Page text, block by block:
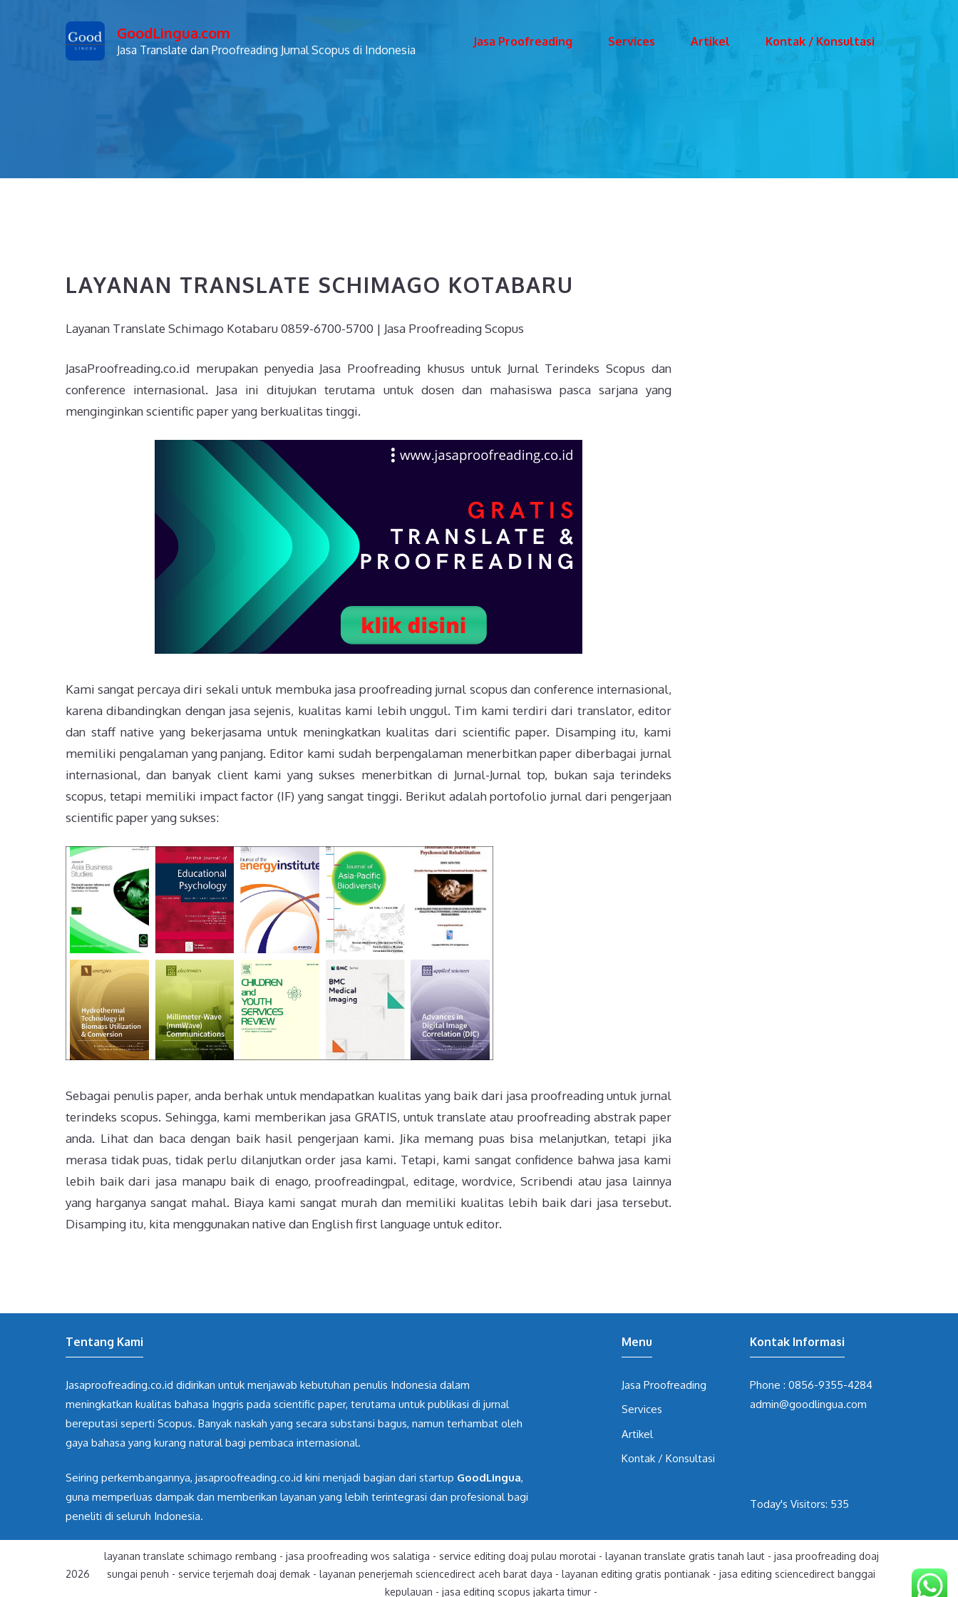
GoodLingua.com
Jasa Translate dan Proofreading Jurnal Scopus di Indonesia
Jasa Proofreading Services Artikel Kontak / Konsultasi
LAYANAN TRANSLATE SCHIMAGO KOTABARU
Layanan Translate Schimago Kotabaru 0859-6700-5700 | Jasa Proofreading Scopus
JasaProofreading.co.id merupakan penyedia Jasa Proofreading khusus untuk Jurnal Terindeks Scopus dan
conference internasional. Jasa ini ditujukan terutama untuk dosen dan mahasiswa pasca sarjana yang
menginginkan scientific paper yang berkualitas tinggi.
Kami sangat percaya diri sekali untuk membuka jasa proofreading jurnal scopus dan conference internasional,
karena dibandingkan dengan jasa sejenis, kualitas kami lebih unggul. Tim kami terdiri dari translator, editor
dan staff native yang bekerjasama untuk meningkatkan kualitas dari scientific paper. Disamping itu, kami
memiliki pengalaman yang panjang. Editor kami sudah berpengalaman menerbitkan paper diberbagai jurnal
internasional, dan banyak client kami yang sukses menerbitkan di Jurnal-Jurnal top, bukan saja terindeks
scopus, tetapi memiliki impact factor (IF) yang sangat tinggi. Berikut adalah portofolio jurnal dari pengerjaan
scientific paper yang sukses:
Sebagai penulis paper, anda berhak untuk mendapatkan kualitas yang baik dari jasa proofreading untuk jurnal
terindeks scopus. Sehingga, kami memberikan jasa GRATIS, untuk translate atau proofreading abstrak paper
anda. Lihat dan baca dengan baik hasil pengerjaan kami. Jika memang puas bisa melanjutkan, tetapi jika
merasa tidak puas, tidak perlu dilanjutkan order jasa kami. Tetapi, kami sangat confidence bahwa jasa kami
lebih baik dari jasa manapu baik di enago, proofreadingpal, editage, wordvice, Scribendi atau jasa lainnya
yang harganya sangat mahal. Biaya kami sangat murah dan memiliki kualitas lebih baik dari jasa tersebut.
Disamping itu, kita menggunakan native dan English first language untuk editor.
Tentang Kami
Jasaproofreading.co.id didirikan untuk menjawab kebutuhan penulis Indonesia dalam
meningkatkan kualitas bahasa Inggris pada scientific paper, terutama untuk publikasi di jurnal
bereputasi seperti Scopus. Banyak naskah yang secara substansi bagus, namun terhambat oleh
gaya bahasa yang kurang natural bagi pembaca internasional.
Seiring perkembangannya, jasaproofreading.co.id kini menjadi bagian dari startup GoodLingua,
guna memperluas dampak dan memberikan layanan yang lebih terintegrasi dan profesional bagi
peneliti di seluruh Indonesia.
Menu
Jasa Proofreading
Services
Artikel
Kontak / Konsultasi
Kontak Informasi
Phone : 0856-9355-4284
admin@goodlingua.com
Today's Visitors: 535
layanan translate schimago rembang - jasa proofreading wos salatiga - service editing doaj pulau morotai - layanan translate gratis tanah laut- jasa proofreading doaj
sungai penuh - service terjemah doaj demak - layanan penerjemah sciencedirect aceh barat daya - layanan editing gratis pontianak - jasa editing sciencedirect banggai
kepulauan - jasa editing scopus jakarta timur -
2026